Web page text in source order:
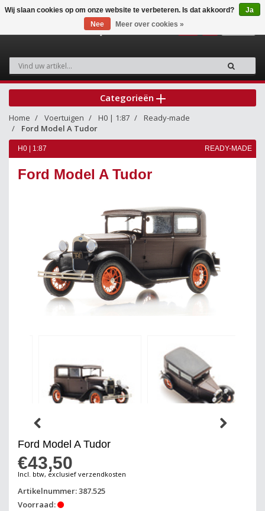
Categorieën
Home Voertuigen H0 | 1:87
Ready-made
Ford Model A Tudor
H0 | 1:87 READY-MADE
Ford Model A Tudor
Ford Model A Tudor
€43,50
Incl. btw, exclusief verzendkosten
Artikelnummer: 387.525
Voorraad:
Wij slaan cookies op om onze website te verbeteren. Is dat akkoord?
Ja
Nee
Meer over cookies »